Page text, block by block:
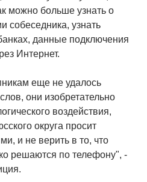
можно больше узнать о
собеседника, узнать
данные подключения
Интернет.
еще не удалось
они изобретательно
воздействия,
округа просит
и не верить в то, что
решаются по телефону", -